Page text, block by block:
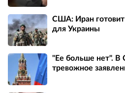
США: Иран
для Украины
"Ее больше нет".
тревожное